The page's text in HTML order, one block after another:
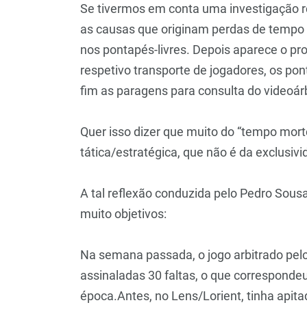
Se tivermos em conta uma investigação
as causas que originam perdas de
nos pontapés-livres. Depois aparece o
respetivo transporte de jogadores, os
fim as paragens para consulta do
Quer isso dizer que muito do “tempo
tática/estratégica, que não é da
A tal reflexão conduzida pelo Pedro
muito objetivos:
Na semana passada, o jogo arbitrado
assinaladas 30 faltas, o que
época.Antes, no Lens/Lorient, tinha